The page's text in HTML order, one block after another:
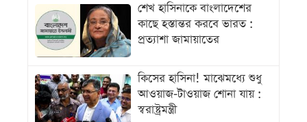
শেখ হাসিনাকে বাংলাদেশের
কাছে হস্তান্তর করবে ভারত :
প্রত্যাশা জামায়াতের
কিসের হাসিনা! মাঝেমধ্যে শুধু
আওয়াজ-টাওয়াজ শোনা যায় :
স্বরাষ্ট্রমন্ত্রী